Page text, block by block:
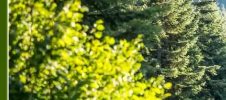
предпочитана спедиторска компания габрово,
препоръчан транспортен партньор габрово,
препоръчана спедиторска компания габрово,
препоръчана фирма за авио и морска спедиция,
препоръчана фирма за спедиция в европа,
препоръчана фирма за спедиция габрово,
препоръчана фирма за спедиция до русия,
препоръчана фирма за спедиция до турция,
препоръчана фирма за спедиция до украйна,пряко
митническо представителство габрово,
спедиторска фирма с гъвкаво ценообразуване
габрово,спедиция до всички точки на европейския